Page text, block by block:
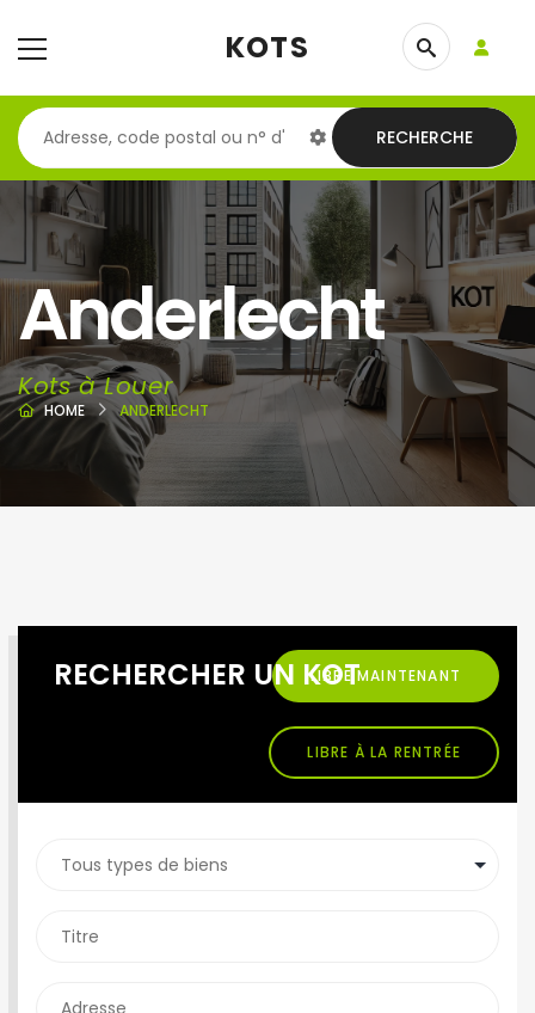
KOTS
RECHERCHE
Anderlecht
Kots à Louer
HOME ANDERLECHT
RECHERCHER UN KOTLIBRE MAINTENANT
LIBRE À LA RENTRÉE